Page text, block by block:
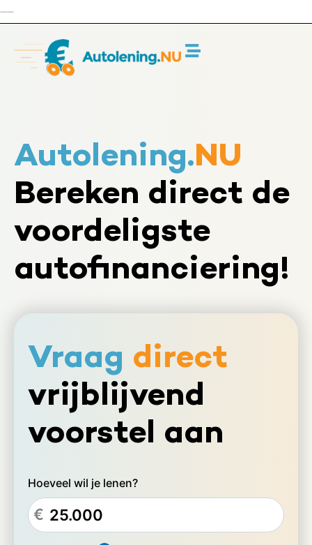
naar
inhoud
Autolening
Financieren
Veelgestelde Vragen
Over Ons
Autolening.NU
Bereken direct de
voordeligste
autofinanciering!
Vraag direct
vrijblijvend
voorstel aan
Hoeveel wil je lenen?
€